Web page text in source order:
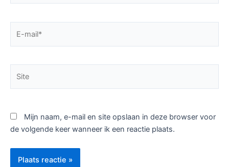
mail*
Mijn naam, e-mail en site opslaan in deze browser voor
de volgende keer wanneer ik een reactie plaats.